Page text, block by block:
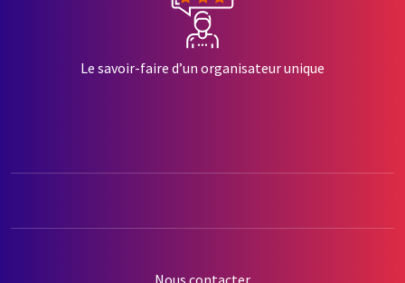
Le savoir-faire d’un organisateur unique
Nous contacter